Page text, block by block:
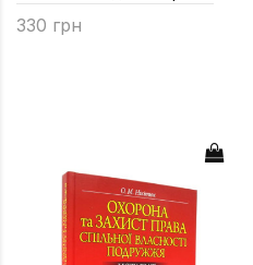
330 грн